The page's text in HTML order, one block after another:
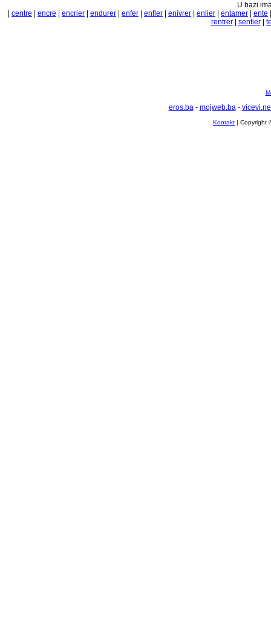
U bazi
centre encre encrier endurer enfer enfler enivrer enlier entamer ente
rentrer| sentier|
eros.ba- mojweb.ba-
Kontakt | Copyright